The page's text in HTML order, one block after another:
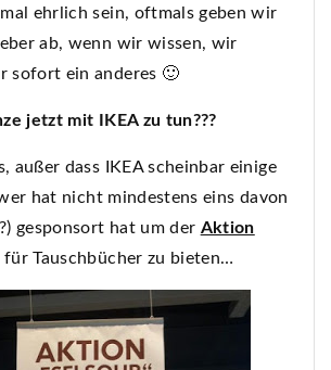
ehrlich sein, oftmals geben wir
ab, wenn wir wissen, wir
sofort ein anderes 🙂
jetzt mit IKEA zu tun???
außer dass IKEA scheinbar einige
hat nicht mindestens eins davon
gesponsort hat um der Aktion
für Tauschbücher zu bieten…